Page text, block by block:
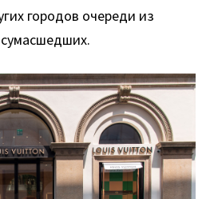
городов очереди из